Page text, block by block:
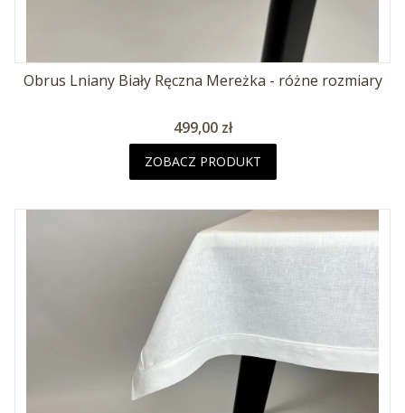
Obrus Lniany Biały Ręczna Mereżka - różne rozmiary
Cena
499,00 zł
ZOBACZ PRODUKT